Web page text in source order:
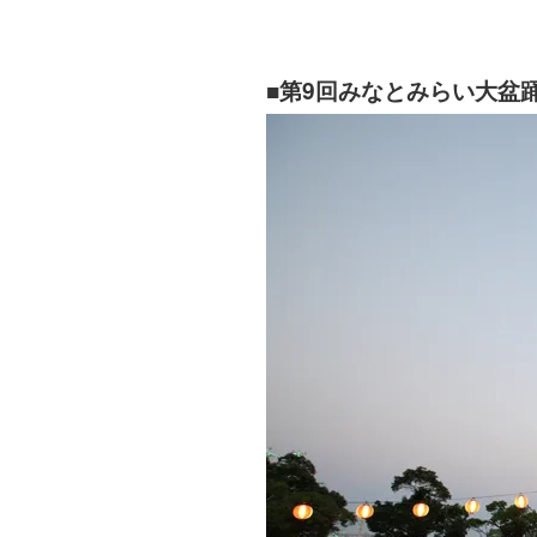
■第9回みなとみらい大盆